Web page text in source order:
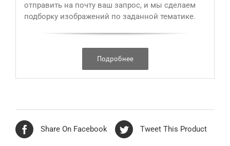
отправить на почту ваш запрос, и мы сделаем
подборку изображений по заданной тематике.
Подробнее
Share On Facebook Tweet This Product